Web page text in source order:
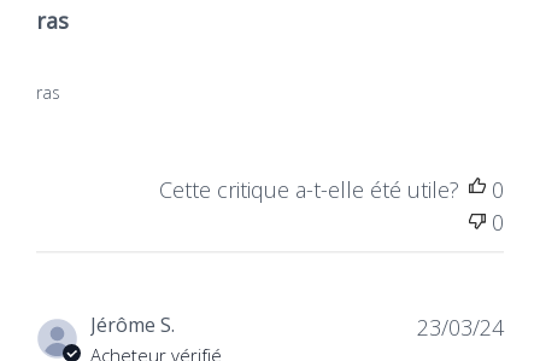
ras
ras
Cette critique a-t-elle été utile?
0
0
Jérôme S.
Acheteur vérifié
23/03/24